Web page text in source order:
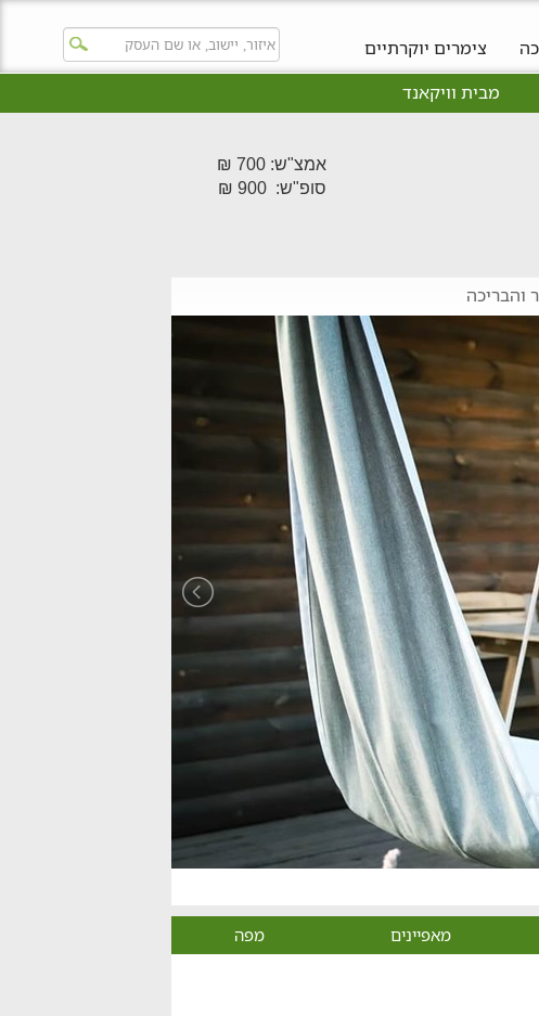
צימרים יוקרתיים
מבית וויקאנד
אמצ"ש: 700 ₪
סופ"ש: 900 ₪
והבריכה
מאפיינים מפה